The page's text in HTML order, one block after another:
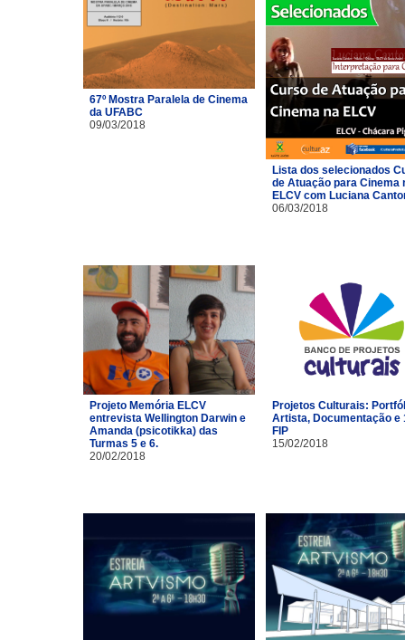
67º Mostra Paralela de Cinema
da UFABC
09/03/2018
Lista dos selecionados
de Atuação para Cinema
ELCV com Luciana
06/03/2018
Projeto Memória ELCV
entrevista Wellington Darwin e
Amanda (psicotikka) das
Turmas 5 e 6.
20/02/2018
Projetos Culturais:
Artista, Documentação e
FIP
15/02/2018